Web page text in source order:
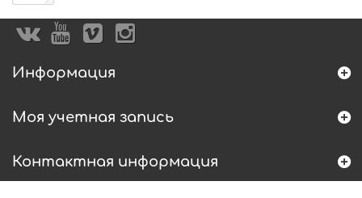
Информация
Моя учетная запись
Контактная информация